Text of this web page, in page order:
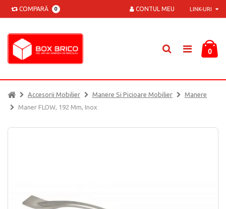
COMPARĂ 0 LINK-URI
CONTUL MEU
0
Accesorii Mobilier Manere Si Picioare Mobilier
Manere
Maner FLOW, 192 Mm, Inox